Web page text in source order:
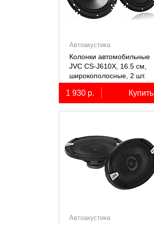
Автоакустика
Колонки автомобильные
JVC CS-J610X, 16.5 см,
широкополосные, 2 шт.
1 930 р. Купить
Автоакустика